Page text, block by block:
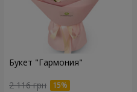
Букет "Гармония"
2 116 грн